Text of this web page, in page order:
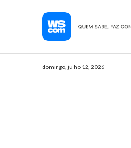
domingo, julho 12, 2026